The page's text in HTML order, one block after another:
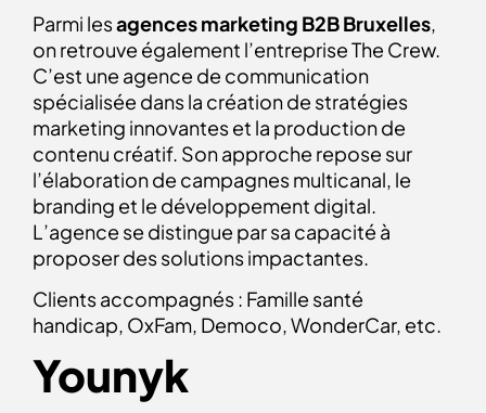
Parmi lesagences marketing B2B Bruxelles,
on retrouve également l’entreprise The Crew.
C’est une agence de communication
spécialisée dans la création de stratégies
marketing innovantes et la production de
contenu créatif. Son approche repose sur
l’élaboration de campagnes multicanal, le
branding et le développement digital.
L’agence se distingue par sa capacité à
proposer des solutions impactantes.
Clients accompagnés : Famille santé
handicap, OxFam, Democo, WonderCar, etc.
Younyk